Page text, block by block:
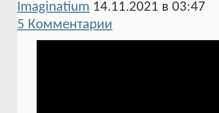
Imaginatium 14.11.2021 в 03:47
5 Комментарии